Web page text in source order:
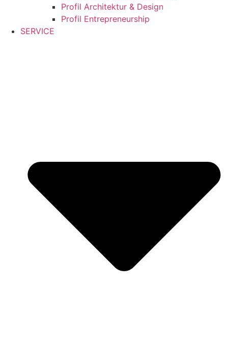
Profil Architektur & Design
Profil Entrepreneurship
SERVICE